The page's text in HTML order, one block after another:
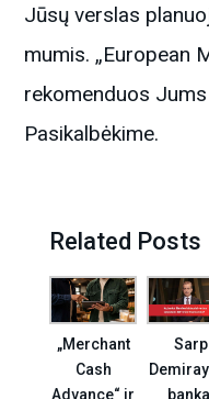
Jūsų verslas
mumis. „European
rekomenduos
Pasikalbėkime.
Related Posts
„Merchant
Cash
Advance“ ir
Sarp